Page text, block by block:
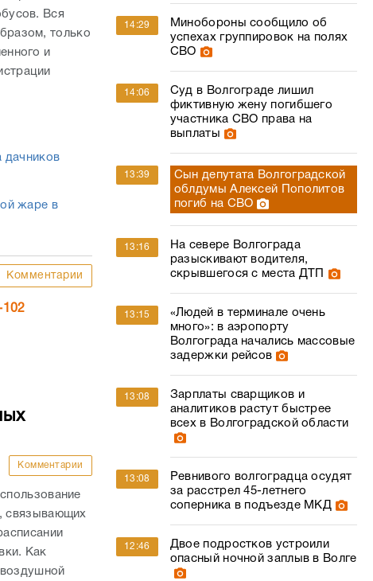
Вся
только
и
дачников
жаре в
Комментарии
102
Комментарии
связывающих
Как
14:29
Минобороны сообщило об
успехах группировок на полях
СВО
14:06
Суд в Волгограде лишил
фиктивную жену погибшего
участника СВО права на
выплаты
13:39
Сын депутата Волгоградской
облдумы Алексей Пополитов
погиб на СВО
13:16
На севере Волгограда
разыскивают водителя,
скрывшегося с места ДТП
13:15
«Людей в терминале очень
много»: в аэропорту
Волгограда начались массовые
задержки рейсов
13:08
Зарплаты сварщиков и
аналитиков растут быстрее
всех в Волгоградской области
13:08
Ревнивого волгоградца осудят
за расстрел 45-летнего
соперника в подъезде МКД
12:46
Двое подростков устроили
опасный ночной заплыв в Волге